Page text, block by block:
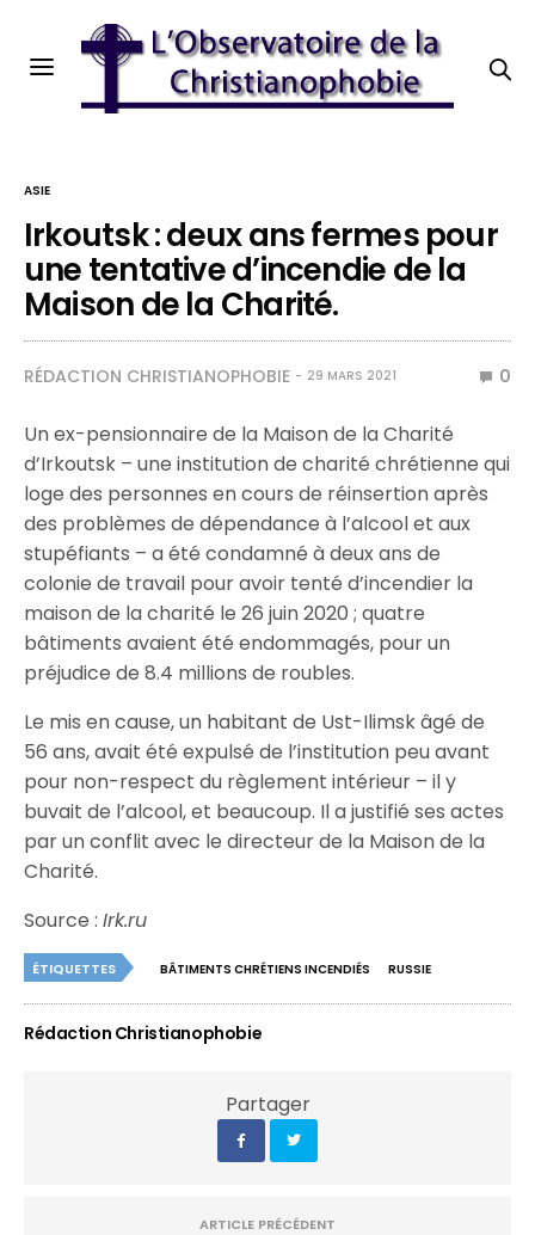
ASIE
Irkoutsk : deux ans fermes pour
une tentative d’incendie de la
Maison de la Charité.
RÉDACTION CHRISTIANOPHOBIE 29 MARS 2021 0
Un ex-pensionnaire de la Maison de la Charité
d’Irkoutsk – une institution de charité chrétienne qui
loge des personnes en cours de réinsertion après
des problèmes de dépendance à l’alcool et aux
stupéfiants – a été condamné à deux ans de
colonie de travail pour avoir tenté d’incendier la
maison de la charité le 26 juin 2020 ; quatre
bâtiments avaient été endommagés, pour un
préjudice de 8.4 millions de roubles.
Le mis en cause, un habitant de Ust-Ilimsk âgé de
56 ans, avait été expulsé de l’institution peu avant
pour non-respect du règlement intérieur – il y
buvait de l’alcool, et beaucoup. Il a justifié ses actes
par un conflit avec le directeur de la Maison de la
Charité.
Source :Irk.ru
ÉTIQUETTES BÂTIMENTS CHRÉTIENS INCENDIÉS RUSSIE
Rédaction Christianophobie
Partager
ARTICLE PRÉCÉDENT